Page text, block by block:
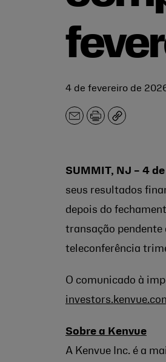
4 de fevereiro de
E-
Imprimir
Copiar
SUMMIT, NJ – 4
seus resultados
depois do
transação pendente
teleconferência
O comunicado à
Sobre a Kenvue
A Kenvue Inc. é a